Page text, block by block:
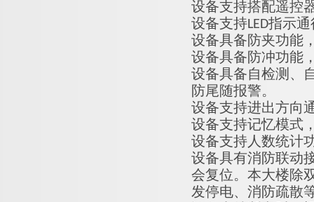
设备支持搭配遥控
设备支持LED指示
设备具备防夹功能
设备具备防冲功能
设备具备自检测、
防尾随报警。
设备支持进出方向
设备支持记忆模式
设备支持人数统计
设备具有消防联动
会复位。本大楼除
发停电、消防疏散